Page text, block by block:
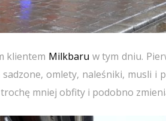
klientem Milkbaru w tym dniu.
omlety, naleśniki, musli i
mniej obfity i podobno